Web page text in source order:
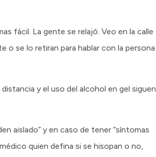
fácil. La gente se relajó. Veo en la calle
o se lo retiran para hablar con la persona
y el uso del alcohol en gel siguen
aislado” y en caso de tener “síntomas
quien defina si se hisopan o no,